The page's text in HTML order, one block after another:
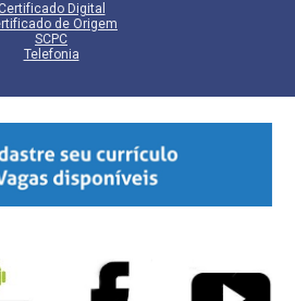
Certificado Digital
de Origem
SCPC
Telefonia